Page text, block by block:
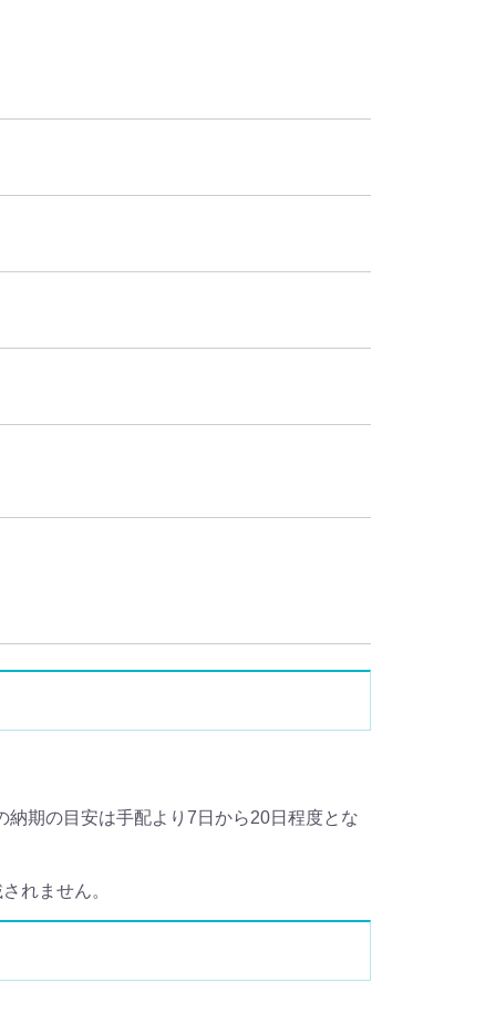
期の目安は手配より7日から20日程度とな
れません。